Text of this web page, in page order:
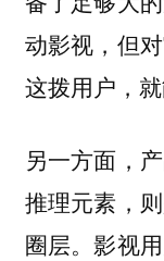
动影视，但
这拨用户，就
另一方面，
推理元素，
圈层。影视